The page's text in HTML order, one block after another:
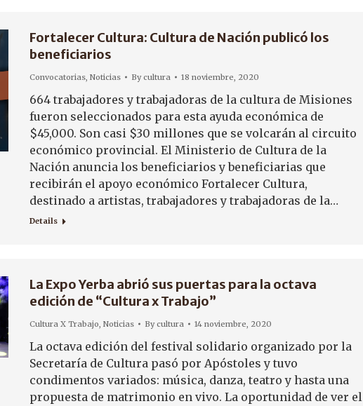
Fortalecer Cultura: Cultura de Nación publicó los
beneficiarios
Convocatorias, Noticias Bycultura 18 noviembre, 2020
664 trabajadores y trabajadoras de la cultura de Misiones
fueron seleccionados para esta ayuda económica de
$45,000. Son casi $30 millones que se volcarán al circuito
económico provincial. El Ministerio de Cultura de la
Nación anuncia los beneficiarios y beneficiarias que
recibirán el apoyo económico Fortalecer Cultura,
destinado a artistas, trabajadores y trabajadoras de la…
Details
La Expo Yerba abrió sus puertas para la octava
edición de “Cultura x Trabajo”
Cultura X Trabajo, Noticias Bycultura 14 noviembre, 2020
La octava edición del festival solidario organizado por la
Secretaría de Cultura pasó por Apóstoles y tuvo
condimentos variados: música, danza, teatro y hasta una
propuesta de matrimonio en vivo. La oportunidad de ver el